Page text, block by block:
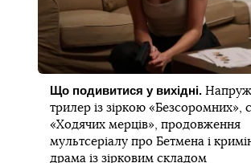
Що подивитися у вихідні.
трилер із зіркою «Безсоромних»,
«Ходячих мерців», продовження
мультсеріалу про Бетмена і
драма із зірковим складом